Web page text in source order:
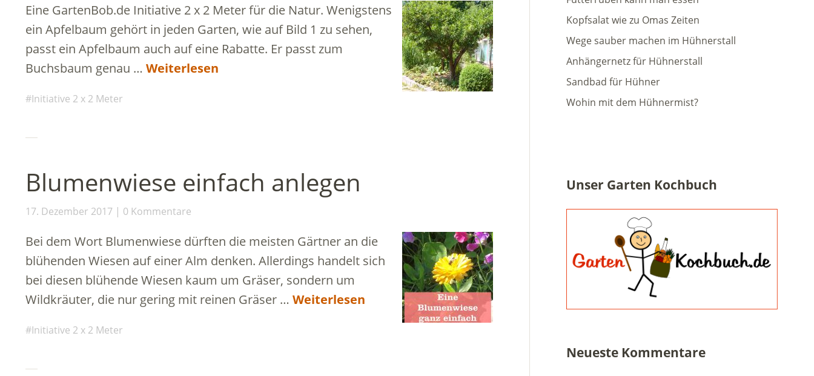
Eine GartenBob.de Initiative 2 x 2 Meter für die Natur. Wenigstens
ein Apfelbaum gehört in jeden Garten, wie auf Bild 1 zu sehen,
passt ein Apfelbaum auch auf eine Rabatte. Er passt zum
Buchsbaum genau … Weiterlesen
Initiative 2 x 2 Meter
Blumenwiese einfach anlegen
17. Dezember 2017 0 Kommentare
Bei dem Wort Blumenwiese dürften die meisten Gärtner an die
blühenden Wiesen auf einer Alm denken. Allerdings handelt sich
bei diesen blühende Wiesen kaum um Gräser, sondern um
Wildkräuter, die nur gering mit reinen Gräser … Weiterlesen
Initiative 2 x 2 Meter
Kopfsalat wie zu Omas Zeiten
Wege sauber machen im Hühnerstall
Anhängernetz für Hühnerstall
Sandbad für Hühner
Wohin mit dem Hühnermist?
Unser Garten Kochbuch
Neueste Kommentare